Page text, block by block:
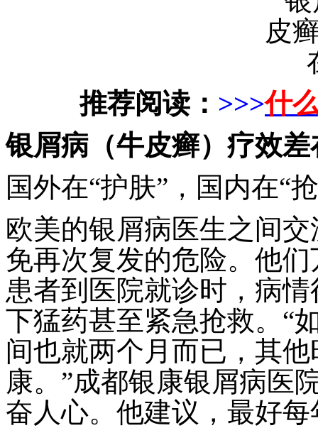
推荐阅读： >>>什
银屑病（牛皮癣）疗效差
国外在“护肤”，国内在“
欧美的银屑病医生之间
免再次复发的危险。他
患者到医院就诊时，病
下猛药甚至紧急抢救。“
间也就两个月而已，其
康。”成都银康银屑病医
奋人心。他建议，最好